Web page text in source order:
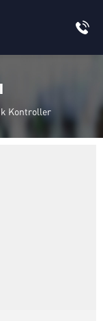
Kontroller